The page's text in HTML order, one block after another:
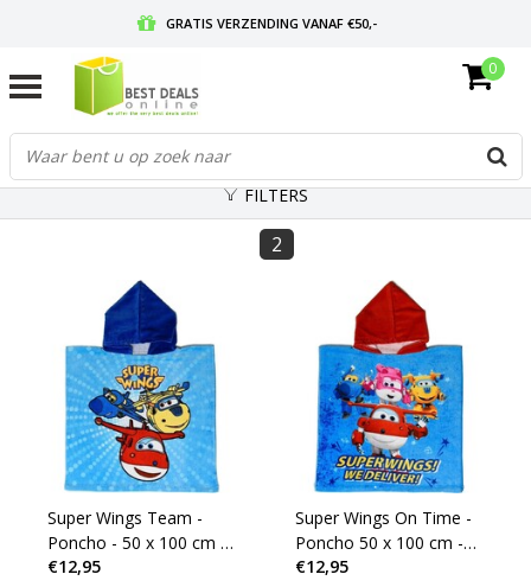
GRATIS VERZENDING VANAF €50,-
GRATIS RETOURNEREN EN 30 DAGEN BEDENKTIJD
0
FILTERS
2
Super Wings Team -
Poncho - 50 x 100 cm -
Blauw
€12,95
Super Wings On Time -
Poncho 50 x 100 cm -
Rood
€12,95